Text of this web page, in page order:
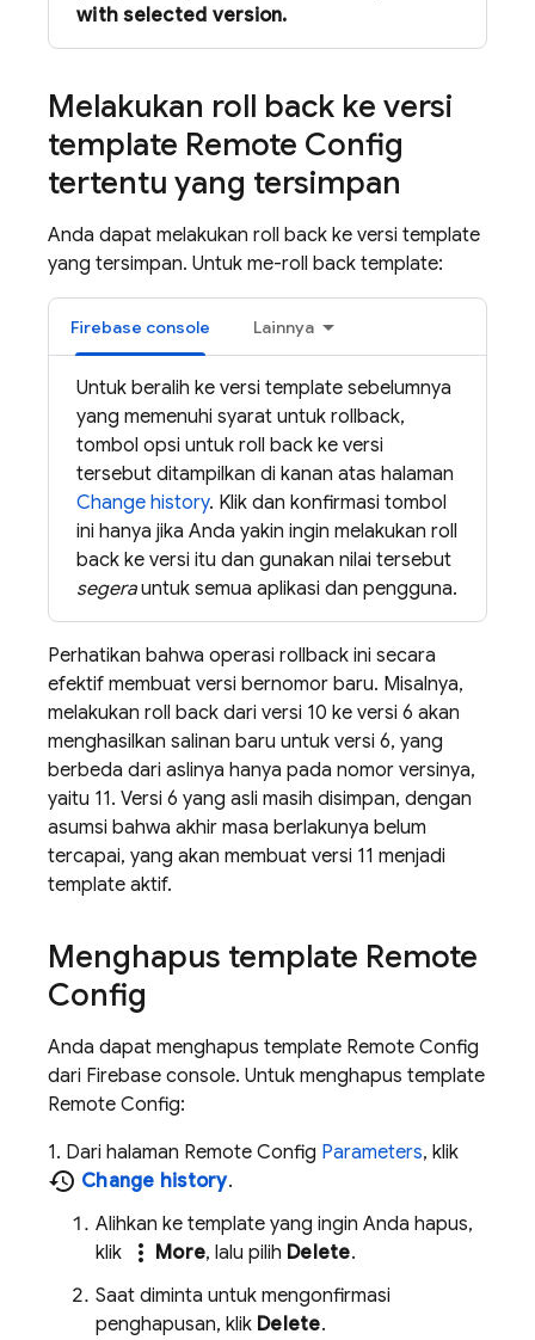
with selected version.
Melakukan roll back ke versi
template Remote Config
tertentu yang tersimpan
Anda dapat melakukan roll back ke versi template
yang tersimpan. Untuk me-roll back template:
Firebase console Lainnya
Untuk beralih ke versi template sebelumnya
yang memenuhi syarat untuk rollback,
tombol opsi untuk roll back ke versi
tersebut ditampilkan di kanan atas halaman
Change history. Klik dan konfirmasi tombol
ini hanya jika Anda yakin ingin melakukan roll
back ke versi itu dan gunakan nilai tersebut
segerauntuk semua aplikasi dan pengguna.
Perhatikan bahwa operasi rollback ini secara
efektif membuat versi bernomor baru. Misalnya,
melakukan roll back dari versi 10 ke versi 6 akan
menghasilkan salinan baru untuk versi 6, yang
berbeda dari aslinya hanya pada nomor versinya,
yaitu 11. Versi 6 yang asli masih disimpan, dengan
asumsi bahwa akhir masa berlakunya belum
tercapai, yang akan membuat versi 11 menjadi
template aktif.
Menghapus template Remote
Config
Anda dapat menghapus template Remote Config
dari Firebase console. Untuk menghapus template
Remote Config:
1. Dari halaman Remote Config Parameters, klik
history Change history.
Alihkan ke template yang ingin Anda hapus,
klik
more_vert More, lalu pilih Delete.
Saat diminta untuk mengonfirmasi
penghapusan, klik Delete.